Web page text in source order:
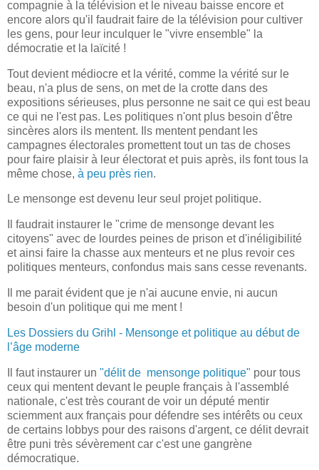
compagnie à la télévision et le niveau baisse encore et
encore alors qu'il faudrait faire de la télévision pour cultiver
les gens, pour leur inculquer le "vivre ensemble" la
démocratie et la laïcité !
Tout devient médiocre et la vérité, comme la vérité sur le
beau, n'a plus de sens, on met de la crotte dans des
expositions sérieuses, plus personne ne sait ce qui est beau
ce qui ne l'est pas. Les politiques n'ont plus besoin d'être
sincères alors ils mentent. Ils mentent pendant les
campagnes électorales promettent tout un tas de choses
pour faire plaisir à leur électorat et puis après, ils font tous la
même chose, à peu près rien.
Le mensonge est devenu leur seul projet politique.
Il faudrait instaurer le "crime de mensonge devant les
citoyens" avec de lourdes peines de prison et d'inéligibilité
et ainsi faire la chasse aux menteurs et ne plus revoir ces
politiques menteurs, confondus mais sans cesse revenants.
Il me parait évident que je n'ai aucune envie, ni aucun
besoin d'un politique qui me ment !
Les Dossiers du Grihl - Mensonge et politique au début de
l’âge moderne
Il faut instaurer un "délit de mensonge politique" pour tous
ceux qui mentent devant le peuple français à l'assemblé
nationale, c'est très courant de voir un député mentir
sciemment aux français pour défendre ses intérêts ou ceux
de certains lobbys pour des raisons d'argent, ce délit devrait
être puni très sévèrement car c'est une gangrène
démocratique.